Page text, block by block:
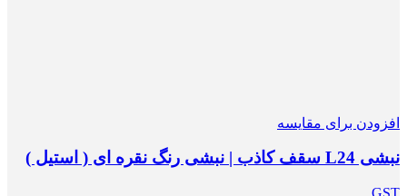
افزودن برای مقایسه
نبشی L24 سقف کاذب | نبشی رنگ نقره ای ( استیل )